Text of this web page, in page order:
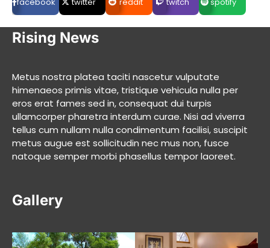
facebook twitter reddit twitch spotify
Rising News
Metus nostra platea taciti nascetur vulputate
himenaeos primis vitae, tristique vehicula nulla per
eros erat fames sed in, consequat dui turpis
ullamcorper pharetra interdum curae. Nisi ad viverra
tellus cum nullam nulla condimentum facilisi, suscipit
metus augue est sollicitudin nec mus non, fusce
natoque semper morbi phasellus tempor laoreet.
Gallery